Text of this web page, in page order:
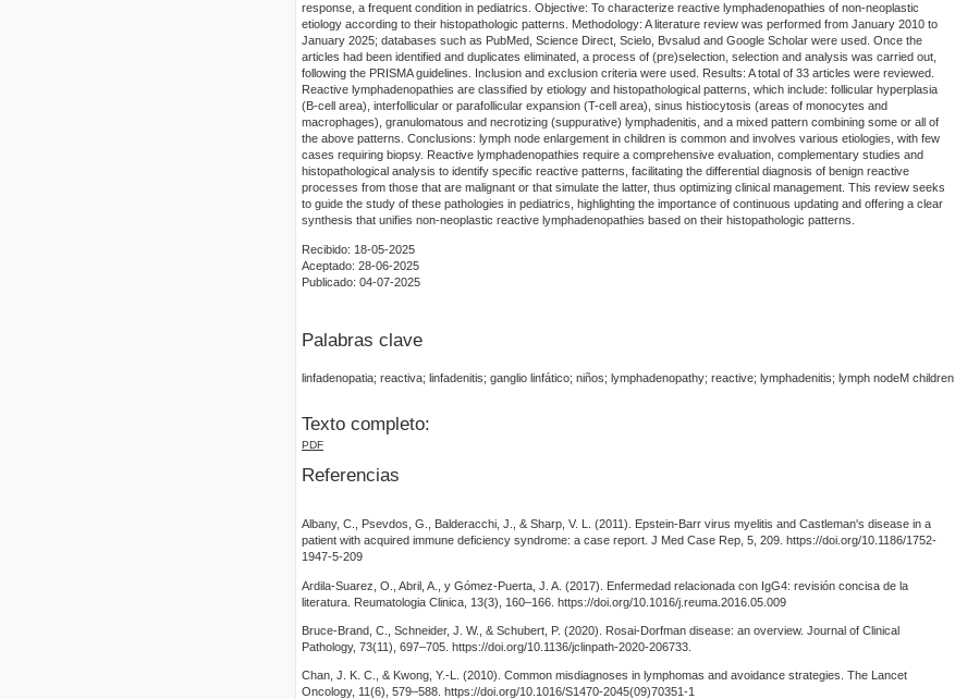
response, a frequent condition in pediatrics. Objective: To characterize reactive lymphadenopathies of non-neoplastic
etiology according to their histopathologic patterns. Methodology: A literature review was performed from January 2010 to
January 2025; databases such as PubMed, Science Direct, Scielo, Bvsalud and Google Scholar were used. Once the
articles had been identified and duplicates eliminated, a process of (pre)selection, selection and analysis was carried out,
following the PRISMA guidelines. Inclusion and exclusion criteria were used. Results: A total of 33 articles were reviewed.
Reactive lymphadenopathies are classified by etiology and histopathological patterns, which include: follicular hyperplasia
(B-cell area), interfollicular or parafollicular expansion (T-cell area), sinus histiocytosis (areas of monocytes and
macrophages), granulomatous and necrotizing (suppurative) lymphadenitis, and a mixed pattern combining some or all of
the above patterns. Conclusions: lymph node enlargement in children is common and involves various etiologies, with few
cases requiring biopsy. Reactive lymphadenopathies require a comprehensive evaluation, complementary studies and
histopathological analysis to identify specific reactive patterns, facilitating the differential diagnosis of benign reactive
processes from those that are malignant or that simulate the latter, thus optimizing clinical management. This review seeks
to guide the study of these pathologies in pediatrics, highlighting the importance of continuous updating and offering a clear
synthesis that unifies non-neoplastic reactive lymphadenopathies based on their histopathologic patterns.
Recibido: 18-05-2025
Aceptado: 28-06-2025
Publicado: 04-07-2025
Palabras clave
linfadenopatia; reactiva; linfadenitis; ganglio linfático; niños; lymphadenopathy; reactive; lymphadenitis; lymph nodeM children
Texto completo:
PDF
Referencias
Albany, C., Psevdos, G., Balderacchi, J., & Sharp, V. L. (2011). Epstein-Barr virus myelitis and Castleman's disease in a
patient with acquired immune deficiency syndrome: a case report. J Med Case Rep, 5, 209. https://doi.org/10.1186/1752-
1947-5-209
Ardila-Suarez, O., Abril, A., y Gómez-Puerta, J. A. (2017). Enfermedad relacionada con IgG4: revisión concisa de la
literatura. Reumatologia Clinica, 13(3), 160–166. https://doi.org/10.1016/j.reuma.2016.05.009
Bruce-Brand, C., Schneider, J. W., & Schubert, P. (2020). Rosai-Dorfman disease: an overview. Journal of Clinical
Pathology, 73(11), 697–705. https://doi.org/10.1136/jclinpath-2020-206733.
Chan, J. K. C., & Kwong, Y.-L. (2010). Common misdiagnoses in lymphomas and avoidance strategies. The Lancet
Oncology, 11(6), 579–588. https://doi.org/10.1016/S1470-2045(09)70351-1